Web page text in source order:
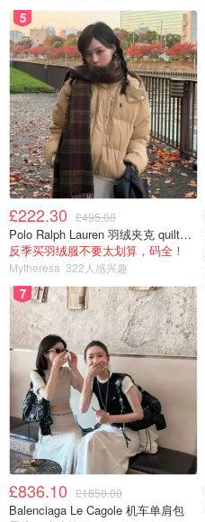
5
£222.30 £495.00
Polo Ralph Lauren 羽绒夹克 quilted款
反季买羽绒服不要太划算，码全！
Mytheresa 322人感兴趣
7
£836.10 £1850.00
Balenciaga Le Cagole 机车单肩包